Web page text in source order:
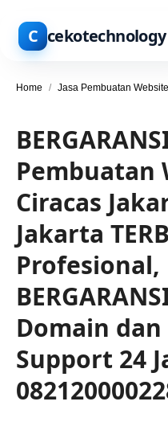
C cekotechnology
Home / Jasa Pembuatan Website
Pembuatan
Ciracas
Jakarta
Domain
Support 24